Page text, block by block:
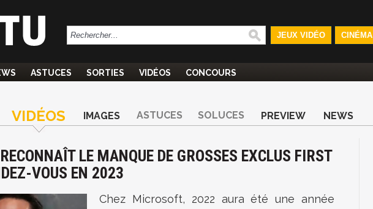
JEUX VIDÉO CINÉMA
ASTUCES SORTIES VIDÉOS CONCOURS
VIDÉOS IMAGES ASTUCES SOLUCES PREVIEW NEWS
LE MANQUE DE GROSSES EXCLUS FIRST
VOUS EN 2023
Chez Microsoft, 2022 aura été une année